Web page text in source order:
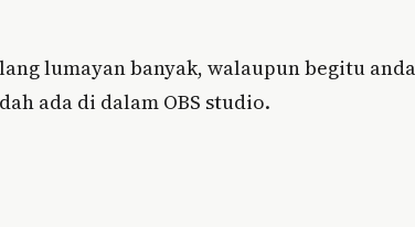
lumayan banyak, walaupun begitu anda
ada di dalam OBS studio.